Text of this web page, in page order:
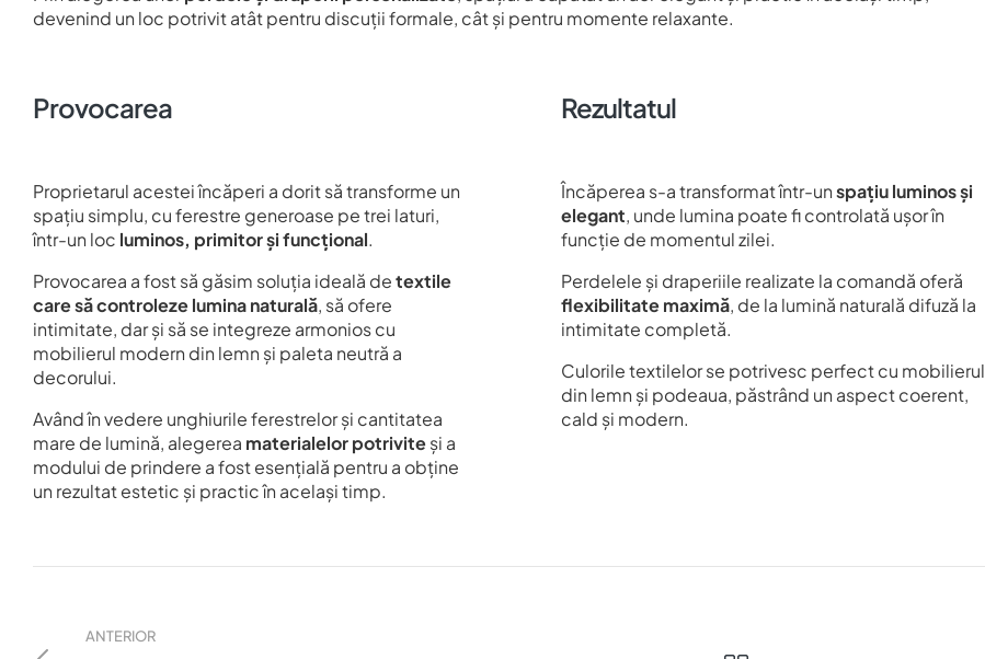
devenind un loc potrivit atât pentru discuții formale, cât și pentru momente relaxante.
Provocarea
Proprietarul acestei încăperi a dorit să transforme un
spațiu simplu, cu ferestre generoase pe trei laturi,
într-un loc luminos, primitor și funcțional.
Provocarea a fost să găsim soluția ideală detextile
care să controleze lumina naturală, să ofere
intimitate, dar și să se integreze armonios cu
mobilierul modern din lemn și paleta neutră a
decorului.
Având în vedere unghiurile ferestrelor și cantitatea
mare de lumină, alegerea materialelor potriviteși a
modului de prindere a fost esențială pentru a obține
un rezultat estetic și practic în același timp.
Rezultatul
Încăperea s-a transformat într-unspațiu luminos și
elegant, unde lumina poate fi controlată ușor în
funcție de momentul zilei.
Perdelele și draperiile realizate la comandă oferă
flexibilitate maximă, de la lumină naturală difuză la
intimitate completă.
Culorile textilelor se potrivesc perfect cu mobilierul
din lemn și podeaua, păstrând un aspect coerent,
cald și modern.
ANTERIOR